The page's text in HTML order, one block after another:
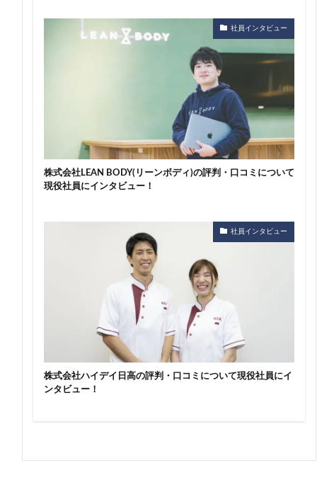
社員インタビュー
株式会社LEAN BODY(リーンボディ)の評判・口コミについて
現役社員にインタビュー！
社員インタビュー
株式会社ハイデイ日高の評判・口コミについて現役社員にイ
ンタビュー！